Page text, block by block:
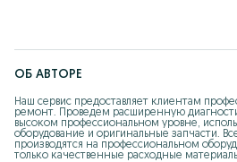
ОБ АВТОРЕ
Наш сервис предоставляет клиентам
ремонт. Проведем расширенную
высоком профессиональном уровне,
оборудование и оригинальные запчасти.
производятся на профессиональном
только качественные расходные